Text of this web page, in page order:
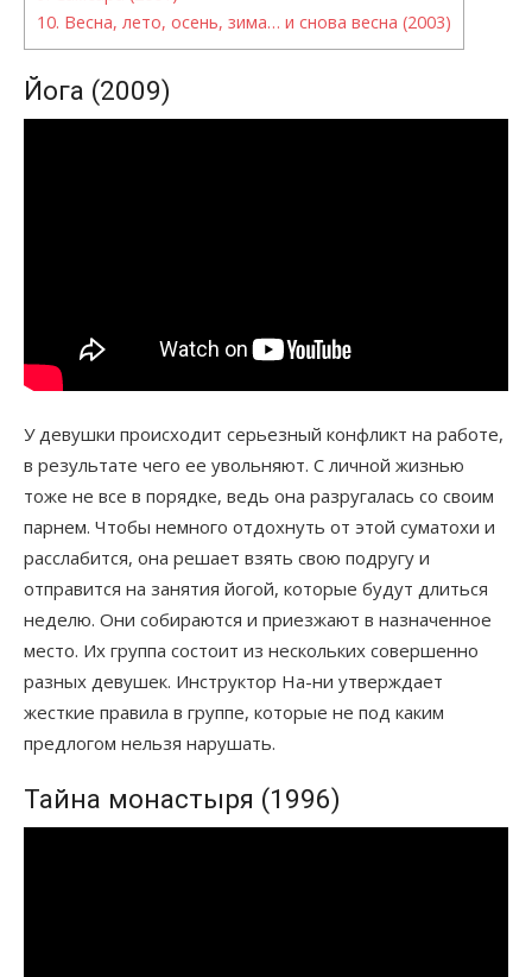
10. Весна, лето, осень, зима… и снова весна (2003)
Йога (2009)
У девушки происходит серьезный конфликт на работе,
в результате чего ее увольняют. С личной жизнью
тоже не все в порядке, ведь она разругалась со своим
парнем. Чтобы немного отдохнуть от этой суматохи и
расслабится, она решает взять свою подругу и
отправится на занятия йогой, которые будут длиться
неделю. Они собираются и приезжают в назначенное
место. Их группа состоит из нескольких совершенно
разных девушек. Инструктор На-ни утверждает
жесткие правила в группе, которые не под каким
предлогом нельзя нарушать.
Тайна монастыря (1996)